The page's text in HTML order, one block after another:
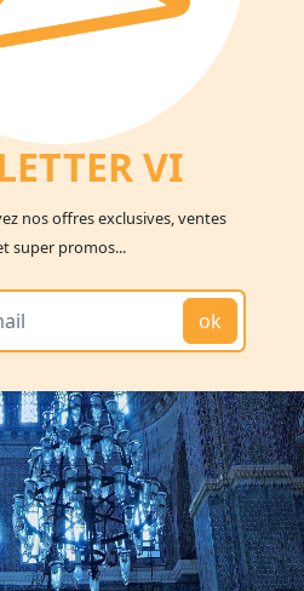
VI
nos offres exclusives, ventes
super promos...
ok